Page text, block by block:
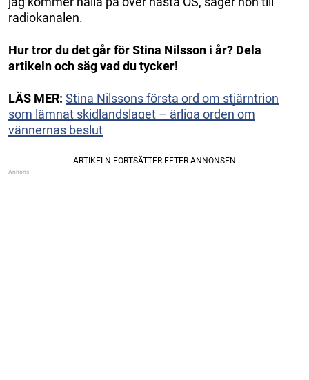
radiokanalen.
Hur tror du det går för Stina Nilsson i år? Dela
artikeln och säg vad du tycker!
LÄS MER: Stina Nilssons första ord om stjärntrion
som lämnat skidlandslaget – ärliga orden om
vännernas beslut